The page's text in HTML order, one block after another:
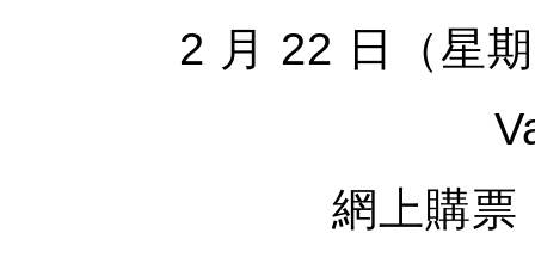
2 月 22 日（星
網上購票